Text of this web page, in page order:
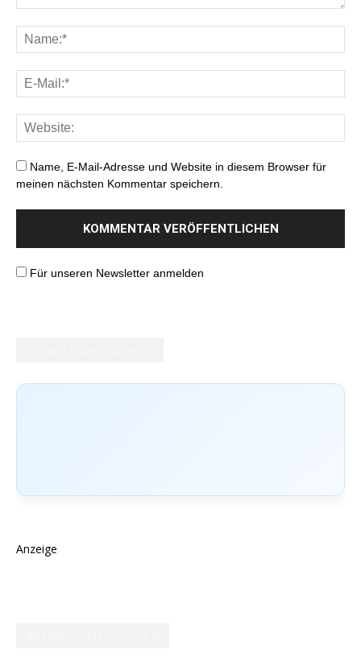
Name, E-Mail-Adresse und Website in diesem Browser für
meinen nächsten Kommentar speichern.
Für unseren Newsletter anmelden
Anzeige